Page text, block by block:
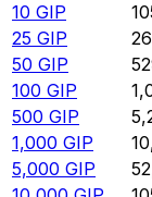
10 GIP
25 GIP
50 GIP
100 GIP
500 GIP
1,000 GIP
5,000 GIP